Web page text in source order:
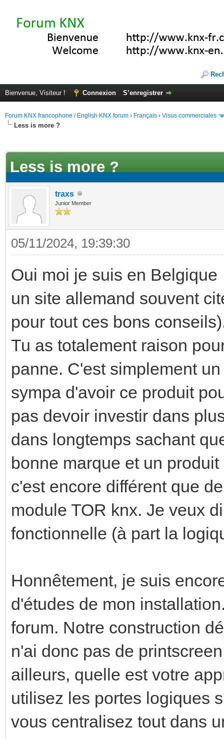
Bienvenue, Visiteur ! Connexion S’enregistrer
Forum KNX francophone / English KNX forum › Français › Visus commerciales
Less is more ?
Less is more ?
traxs
Junior Member
05/11/2024, 19:39:30
Oui moi je suis en
un site allemand souvent
pour tout ces bons
Tu as totalement raison
panne. C'est simplement
sympa d'avoir ce produit
pas devoir investir dans
dans longtemps sachant
bonne marque et un
c'est encore différent que
module TOR knx. Je veux
fonctionnelle (à part la
Honnêtement, je suis
d'études de mon
forum. Notre construction
n'ai donc pas de
ailleurs, quelle est votre
utilisez les portes logiques
vous centralisez tout dans